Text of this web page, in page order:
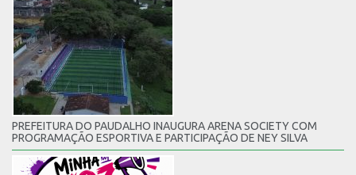
PREFEITURA DO PAUDALHO INAUGURA ARENA SOCIETY COM
PROGRAMAÇÃO ESPORTIVA E PARTICIPAÇÃO DE NEY SILVA